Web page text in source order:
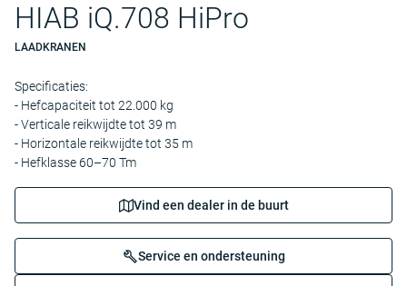
HIAB iQ.708 HiPro
LAADKRANEN
Specificaties:
- Hefcapaciteit tot 22.000 kg
- Verticale reikwijdte tot 39 m
- Horizontale reikwijdte tot 35 m
- Hefklasse 60–70 Tm
Vind een dealer in de buurt
Service en ondersteuning